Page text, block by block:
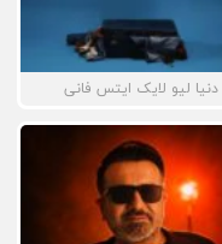
دنیا لیو لایک ایتس فانی